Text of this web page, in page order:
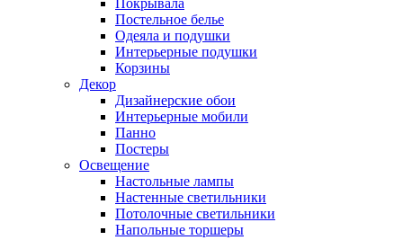
Покрывала
Постельное белье
Одеяла и подушки
Интерьерные подушки
Корзины
Декор
Дизайнерские обои
Интерьерные мобили
Панно
Постеры
Освещение
Настольные лампы
Настенные светильники
Потолочные светильники
Напольные торшеры